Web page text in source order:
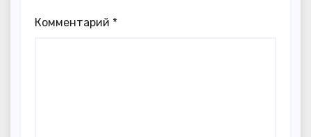
Комментарий *